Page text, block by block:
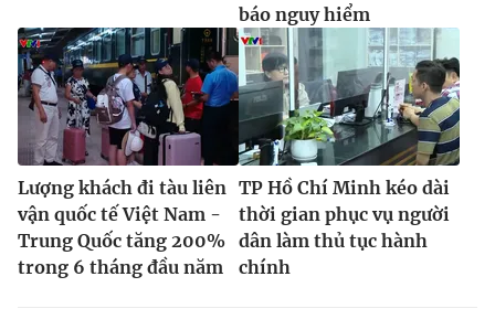
báo nguy hiểm
Lượng khách đi tàu liên
vận quốc tế Việt Nam -
Trung Quốc tăng 200%
trong 6 tháng đầu năm
TP Hồ Chí Minh kéo dài
thời gian phục vụ người
dân làm thủ tục hành
chính